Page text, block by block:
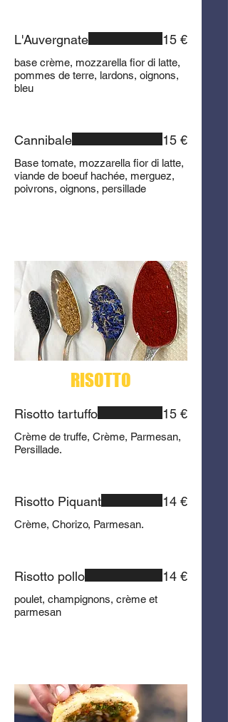
L'Auvergnate
base crème, mozzarella fior di latte,
pommes de terre, lardons, oignons,
bleu
15 €
Cannibale
Base tomate, mozzarella fior di latte,
viande de boeuf hachée, merguez,
poivrons, oignons, persillade
15 €
RISOTTO
Risotto tartuffo
Crème de truffe, Crème, Parmesan,
Persillade.
15 €
Risotto Piquant
Crème, Chorizo, Parmesan.
14 €
Risotto pollo
poulet, champignons, crème et
parmesan
14 €